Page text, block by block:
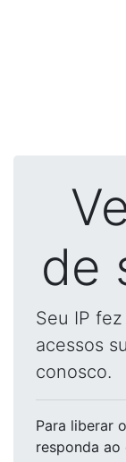
de
Seu IP
acessos
conosco.
Para liberar
responda